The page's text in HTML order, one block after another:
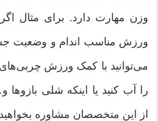
وزن مهارت دارد. برای مثال اگر
ورزش مناسب اندام و وضعیت
می‌توانید با کمک ورزش
را آب کنید یا اینکه شلی بازوها
از این متخصصان مشاوره